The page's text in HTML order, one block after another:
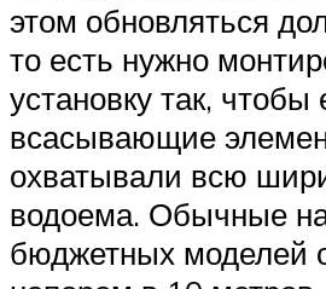
этом обновляться
то есть нужно
установку так, чтобы
всасывающие
охватывали всю
водоема. Обычные
бюджетных моделей